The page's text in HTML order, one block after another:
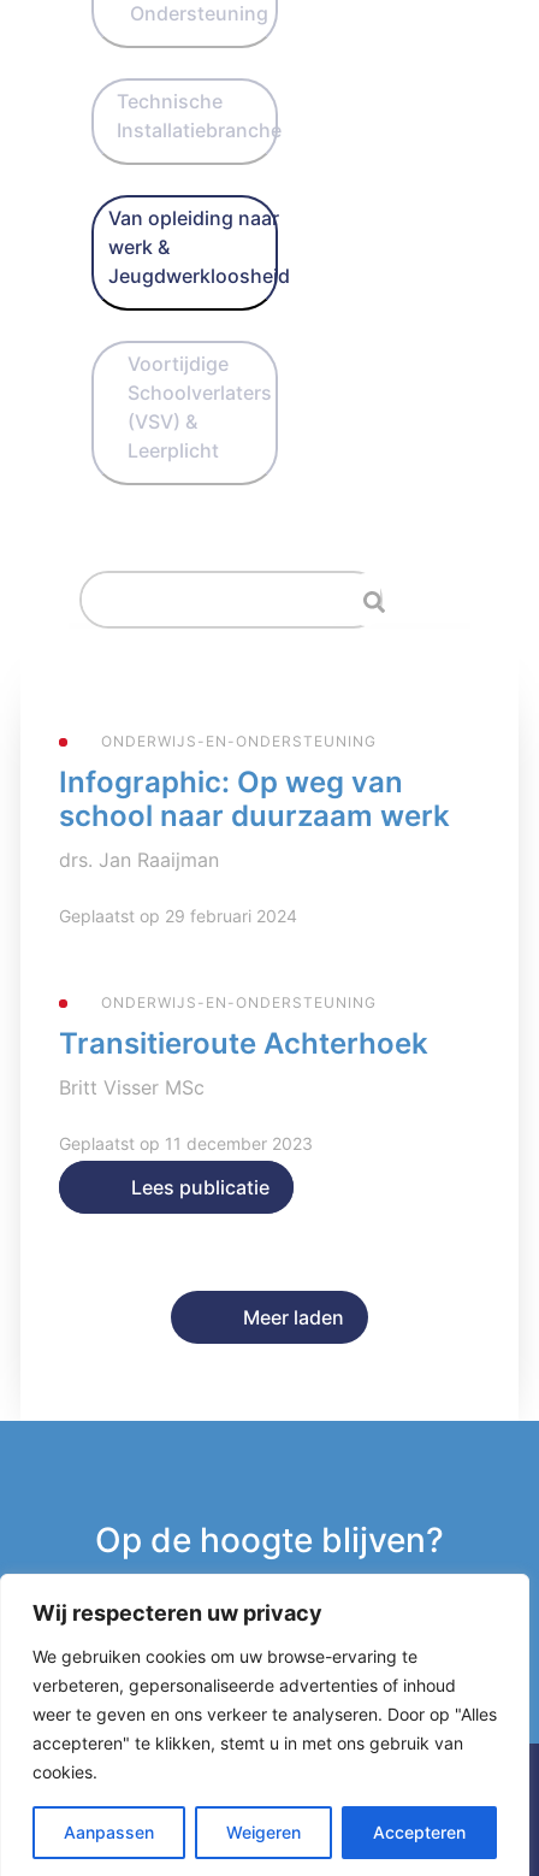
Wij respecteren uw privacy
We gebruiken cookies om uw browse-ervaring te
verbeteren, gepersonaliseerde advertenties of inhoud
weer te geven en ons verkeer te analyseren. Door op "Alles
accepteren" te klikken, stemt u in met ons gebruik van
cookies.
Aanpassen Weigeren Accepteren
Ondersteuning
Technische
Installatiebranche
Van opleiding naar
werk &
Jeugdwerkloosheid
Voortijdige
Schoolverlaters
(VSV) &
Leerplicht
ONDERWIJS-EN-ONDERSTEUNING
Infographic: Op weg van
school naar duurzaam werk
drs. Jan Raaijman
Geplaatst op 29 februari 2024
Lees publicatie
ONDERWIJS-EN-ONDERSTEUNING
Transitieroute Achterhoek
Britt Visser MSc
Geplaatst op 11 december 2023
Lees publicatie
Meer laden
Op de hoogte blijven?
Inschrijven nieuwsbrief